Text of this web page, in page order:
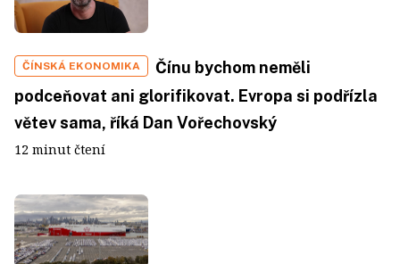
ČÍNSKÁ EKONOMIKA
Čínu bychom neměli
podceňovat ani glorifikovat. Evropa si podřízla
větev sama, říká Dan Vořechovský
12 minut čtení